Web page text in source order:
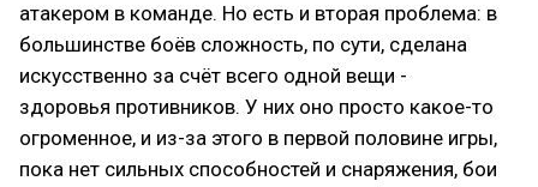
атакером в команде. Но есть и вторая проблема: в
большинстве боёв сложность, по сути, сделана
искусственно за счёт всего одной вещи -
здоровья противников. У них оно просто какое-то
огроменное, и из-за этого в первой половине игры,
пока нет сильных способностей и снаряжения, бои